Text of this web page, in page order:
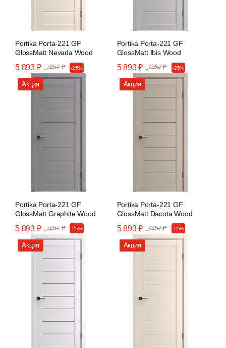
Portika Porta-221 GF
GlossMatt Nevada Wood
5 893 ₽ 7857 ₽ -25%
Portika Porta-221 GF
GlossMatt Ibis Wood
5 893 ₽ 7857 ₽ -25%
Акция
Portika Porta-221 GF
GlossMatt Graphite Wood
5 893 ₽ 7857 ₽ -25%
Акция
Portika Porta-221 GF
GlossMatt Dacota Wood
5 893 ₽ 7857 ₽ -25%
Акция Акция